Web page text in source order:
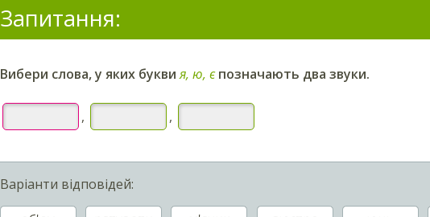
Запитання:
Вибери слова, у яких буквия, ю, єпозначають два звуки.
, ,
Варіанти відповідей: